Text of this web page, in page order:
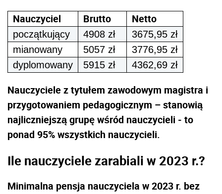
Nauczyciel Brutto Netto
początkujący 4908 zł
3675,95 zł
mianowany
5057 zł
3776,95 zł
dyplomowany
5915 zł 4362,69 zł
Nauczyciele z tytułem zawodowym magistra i
przygotowaniem pedagogicznym – stanowią
najliczniejszą grupę wśród nauczycieli - to
ponad 95% wszystkich nauczycieli.
Ile nauczyciele zarabiali w 2023 r.?
Minimalna pensja nauczyciela w 2023 r. bez